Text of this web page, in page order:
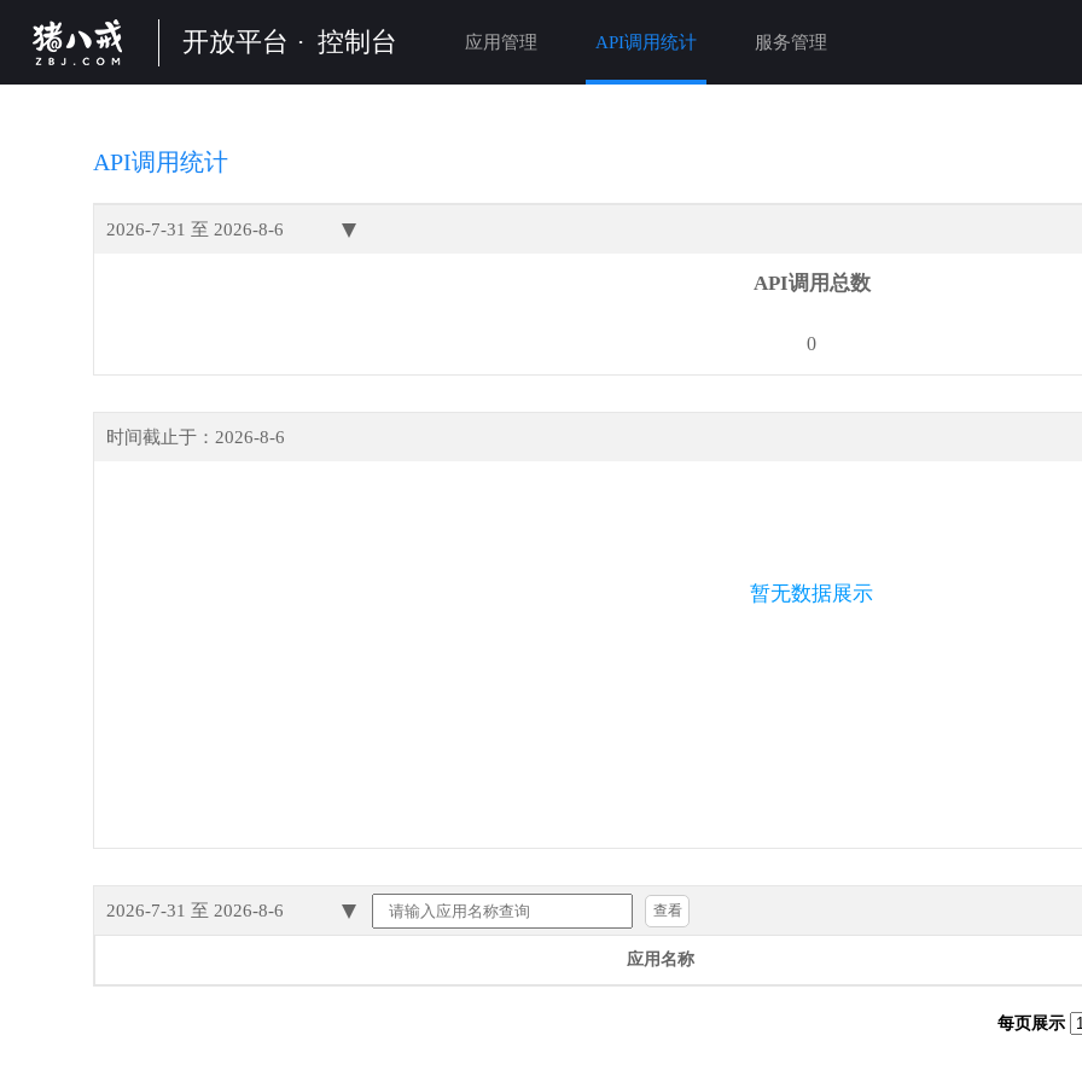
开放平台 · 控制台 应用管理 API调用统计 服务管理
API调用统计
2026-7-31 至 2026-8-6
API调用总数
0
时间截止于： 2026-8-6
暂无数据展示
2026-7-31 至 2026-8-6 查看
应用名称
每页展示